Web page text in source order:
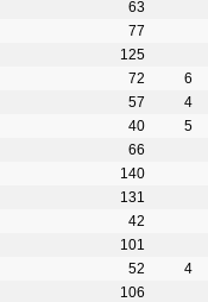
63
77
125
72
6
57
4
40
5
66
140
131
42
101
52
4
106